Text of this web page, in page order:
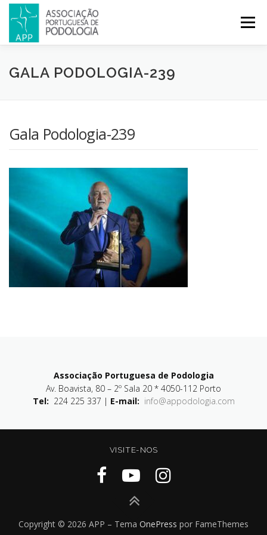
Menu
APP PODOLOGIA LICENCIATURA EM PODOLOGIA
GALA PODOLOGIA-239
Gala Podologia-239
Associação Portuguesa de Podologia
Av. Boavista, 80 – 2º Sala 20 * 4050-112 Porto
Tel: 224 225 337 | E-mail: info@appodologia.com
VISITE-NOS
Copyright © 2026 APP – Tema OnePress por FameThemes